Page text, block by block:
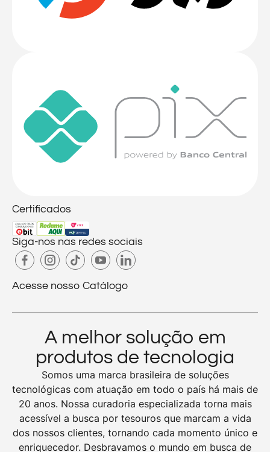
Certificados
Siga-nos nas redes sociais
Acesse nosso Catálogo
A melhor solução em
produtos de tecnologia
Somos uma marca brasileira de soluções
tecnológicas com atuação em todo o país há mais de
20 anos. Nossa curadoria especializada torna mais
acessível a busca por tesouros que marcam a vida
dos nossos clientes, tornando cada momento único e
enriquecedor. Desbravamos o mundo em busca de